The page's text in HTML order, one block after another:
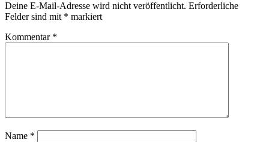
Deine E-Mail-Adresse wird nicht veröffentlicht. Erforderliche
Felder sind mit * markiert
Kommentar *
Name *